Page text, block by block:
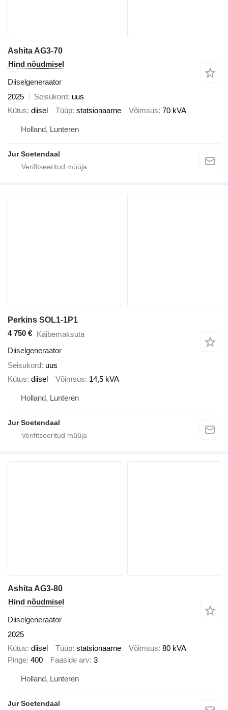
Ashita AG3-70
Hind nõudmisel
Diiselgeneraator
2025
Seisukord uus
Kütus diisel Tüüp statsionaarne Võimsus 70 kVA
Holland, Lunteren
Jur Soetendaal
Perkins SOL1-1P1
4 750 € Käibemaksuta
Diiselgeneraator
Seisukord uus
Kütus diisel Võimsus 14,5 kVA
Holland, Lunteren
Jur Soetendaal
Ashita AG3-80
Hind nõudmisel
Diiselgeneraator
2025
Kütus diisel Tüüp statsionaarne Võimsus 80 kVA
Pinge 400 Faaside arv 3
Holland, Lunteren
Jur Soetendaal